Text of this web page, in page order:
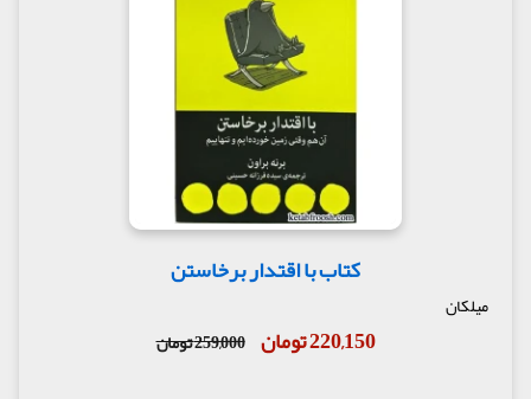
کتاب با اقتدار برخاستن
میلکان
220,150 تومان 259,000 تومان